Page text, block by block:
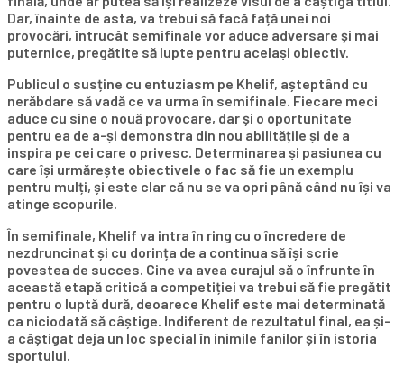
Dar, înainte de asta, va trebui să facă față unei noi
provocări, întrucât semifinale vor aduce adversare și mai
puternice, pregătite să lupte pentru același obiectiv.
Publicul o susține cu entuziasm pe Khelif, așteptând cu
nerăbdare să vadă ce va urma în semifinale. Fiecare meci
aduce cu sine o nouă provocare, dar și o oportunitate
pentru ea de a-și demonstra din nou abilitățile și de a
inspira pe cei care o privesc. Determinarea și pasiunea cu
care își urmărește obiectivele o fac să fie un exemplu
pentru mulți, și este clar că nu se va opri până când nu își va
atinge scopurile.
În semifinale, Khelif va intra în ring cu o încredere de
nezdruncinat și cu dorința de a continua să își scrie
povestea de succes. Cine va avea curajul să o înfrunte în
această etapă critică a competiției va trebui să fie pregătit
pentru o luptă dură, deoarece Khelif este mai determinată
ca niciodată să câștige. Indiferent de rezultatul final, ea și-
a câștigat deja un loc special în inimile fanilor și în istoria
sportului.